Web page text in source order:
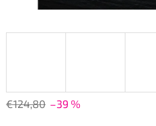
€124,80 –39 %